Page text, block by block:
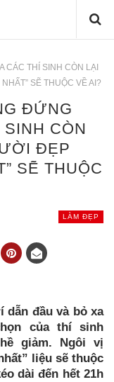
CÁC THÍ SINH CÒN LẠI
SẼ THUỘC VỀ AI?
ĐỨNG
CÒN
ĐẸP
SẼ THUỘC
LÀM ĐẸP
đầu và bỏ xa
của thí sinh
giảm. Ngôi vị
liệu sẽ thuộc
dài đến hết 21h